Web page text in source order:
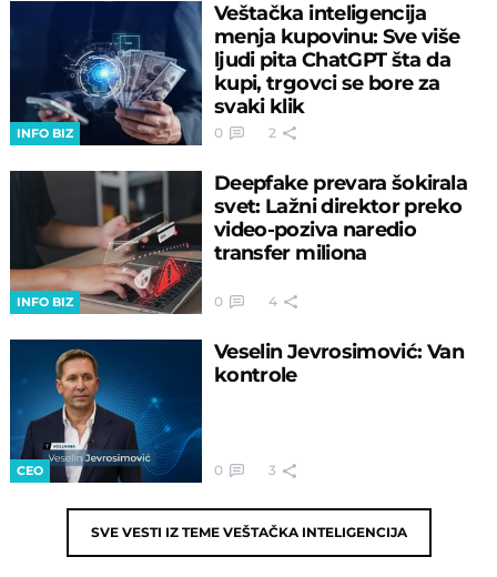
INFO BIZ
Veštačka inteligencija
menja kupovinu: Sve više
ljudi pita ChatGPT šta da
kupi, trgovci se bore za
svaki klik
0 2
INFO BIZ
Deepfake prevara šokirala
svet: Lažni direktor preko
video-poziva naredio
transfer miliona
0 4
CEO
Veselin Jevrosimović: Van
kontrole
0 3
SVE VESTI IZ TEME VEŠTAČKA INTELIGENCIJA